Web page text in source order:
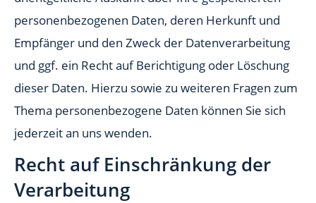
personenbezogenen Daten, deren Herkunft und
Empfänger und den Zweck der Datenverarbeitung
und ggf. ein Recht auf Berichtigung oder Löschung
dieser Daten. Hierzu sowie zu weiteren Fragen zum
Thema personenbezogene Daten können Sie sich
jederzeit an uns wenden.
Recht auf Einschränkung der
Verarbeitung